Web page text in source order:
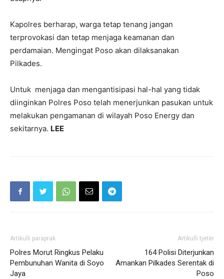
Kapolres berharap, warga tetap tenang jangan
terprovokasi dan tetap menjaga keamanan dan
perdamaian. Mengingat Poso akan dilaksanakan
Pilkades.
Untuk menjaga dan mengantisipasi hal-hal yang tidak
diinginkan Polres Poso telah menerjunkan pasukan untuk
melakukan pengamanan di wilayah Poso Energy dan
sekitarnya. LEE
Artikulli paraprak
Polres Morut Ringkus Pelaku
Pembunuhan Wanita di Soyo
Jaya
Artikulli tjetër
164 Polisi Diterjunkan
Amankan Pilkades Serentak di
Poso